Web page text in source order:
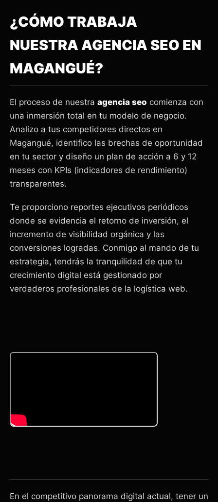
¿CÓMO TRABAJA
NUESTRA AGENCIA SEO EN
MAGANGUÉ?
El proceso de nuestra agencia seo comienza con
una inmersión total en tu modelo de negocio.
Analizo a tus competidores directos en
Magangué, identifico las brechas de oportunidad
en tu sector y diseño un plan de acción a 6 y 12
meses con KPIs (indicadores de rendimiento)
transparentes.
Te proporciono reportes ejecutivos periódicos
donde se evidencia el retorno de inversión, el
incremento de visibilidad orgánica y las
conversiones logradas. Conmigo al mando de tu
estrategia, tendrás la tranquilidad de que tu
crecimiento digital está gestionado por
verdaderos profesionales de la logística web.
En el competitivo panorama digital actual, tener un